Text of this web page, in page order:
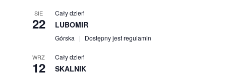
SIE
22
Cały dzień
LUBOMIR
Górska Dostępny jest regulamin
WRZ
12
Cały dzień
SKALNIK